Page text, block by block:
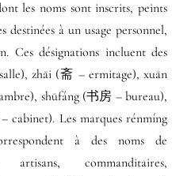
les noms sont inscrits, peints
destinées à un usage personnel,
Ces désignations incluent des
zhāi (斋 – ermitage), xuān
shūfáng (书房 – bureau),
Les marques rénmíng
à des noms de
artisans, commanditaires,